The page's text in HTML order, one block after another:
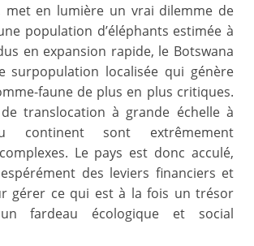
met en lumière un vrai dilemme de
population d’éléphants estimée à
en expansion rapide, le Botswana
surpopulation localisée qui génère
faune de plus en plus critiques.
translocation à grande échelle à
continent sont extrêmement
Le pays est donc acculé,
des leviers financiers et
gérer ce qui est à la fois un trésor
fardeau écologique et social